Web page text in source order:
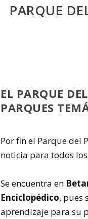
PARQUE
EL PARQUE
PARQUES
Por fin el Parque del
noticia para todos
Se encuentra en
Enciclopédico, pues
aprendizaje para su